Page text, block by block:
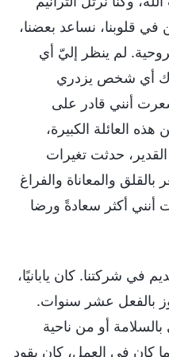
في قلوبنا، نساعد بعضنا،
لم ينظر إليّ أي
أي شخص يزدري
أنني قادر على
العائلة الكبيرة،
القدير، حدثت تغيرات
والمعاناة والفراغ
أكثر سعادةً ورضا
شركتنا. كان يابانيًا،
بالفعل عشر سنوات.
أو من ناحية
كان في العمل، كان يقود